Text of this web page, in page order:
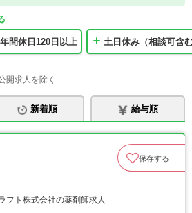
年間休日120日以上 土日休み（相談可含
開求人を除く
新着順 給与順
保存する
ト株式会社の薬剤師求人